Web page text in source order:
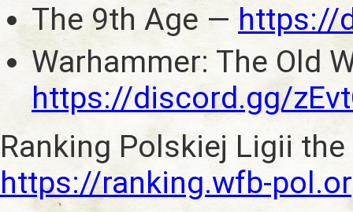
The 9th Age —https://
Warhammer: The Old
https://discord.gg/
Ranking Polskiej Ligii
https://ranking.wfb-